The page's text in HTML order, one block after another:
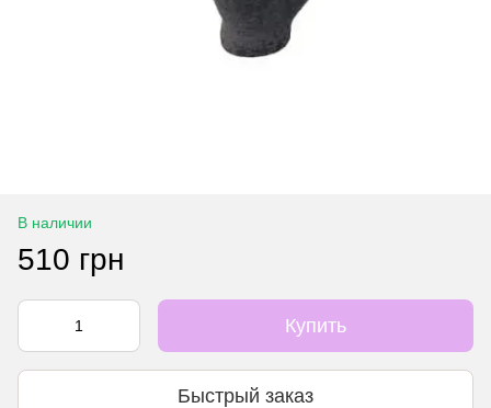
В наличии
510 грн
Купить
Быстрый заказ